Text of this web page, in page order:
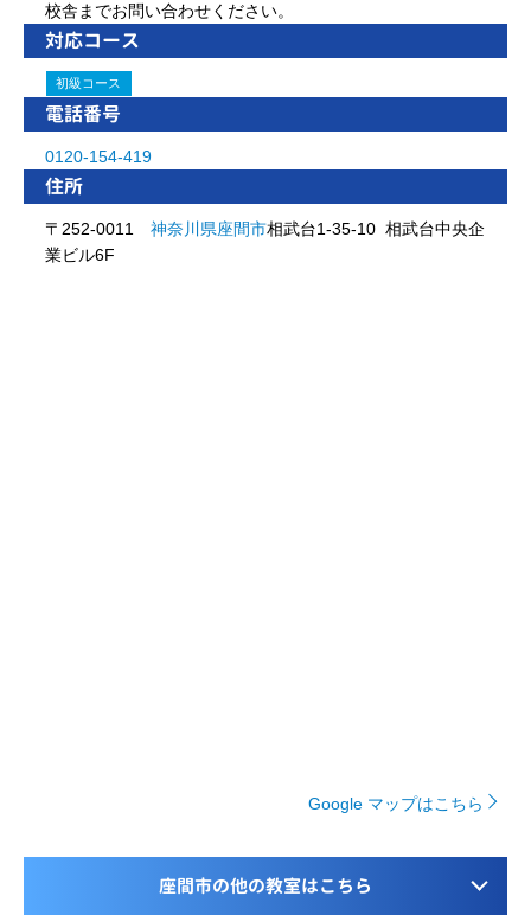
校舎までお問い合わせください。
対応コース
初級コース
電話番号
0120-154-419
住所
〒252-0011 神奈川県座間市相武台1-35-10 相武台中央企
業ビル6F
Google マップはこちら
座間市の他の教室はこちら